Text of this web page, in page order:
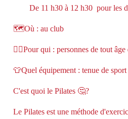
De 11 h30 à 12 h30 pour les
🗺️Où : au club
🙋‍♂️Pour qui : personnes de tout
👕Quel équipement : tenue de
C'est quoi le Pilates 🤔?
Le Pilates est une méthode